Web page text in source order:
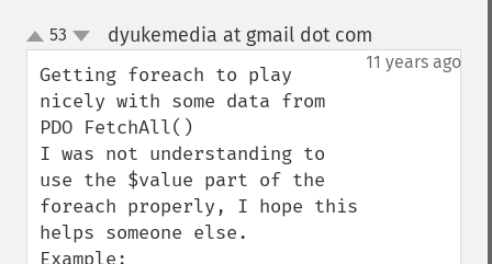
up
down
53 dyukemedia at gmail dot com
11 years ago
Getting foreach to play
nicely with some data from
PDO FetchAll()
I was not understanding to
use the $value part of the
foreach properly, I hope this
helps someone else.